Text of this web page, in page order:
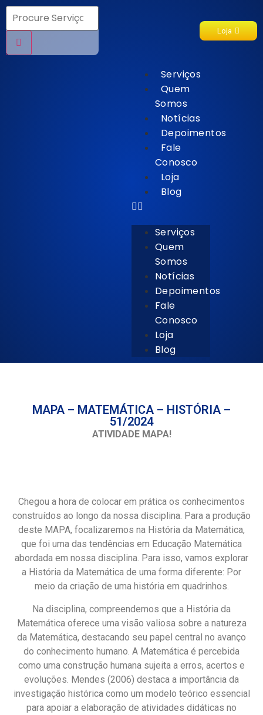
Serviços
Quem
Somos
Notícias
Depoimentos
Fale
Conosco
Loja
Blog
Serviços
Quem
Somos
Notícias
Depoimentos
Fale
Conosco
Loja
Blog
Loja
MAPA – MATEMÁTICA – HISTÓRIA –
51/2024
ATIVIDADE MAPA!
Chegou a hora de colocar em prática os conhecimentos
construídos ao longo da nossa disciplina. Para a produção
deste MAPA, focalizaremos na História da Matemática,
que foi uma das tendências em Educação Matemática
abordada em nossa disciplina. Para isso, vamos explorar
a História da Matemática de uma forma diferente: Por
meio da criação de uma história em quadrinhos.
Na disciplina, compreendemos que a História da
Matemática oferece uma visão valiosa sobre a natureza
da Matemática, destacando seu papel central no avanço
do conhecimento humano. A Matemática é percebida
como uma construção humana sujeita a erros, acertos e
evoluções. Mendes (2006) destaca a importância da
investigação histórica como um modelo teórico essencial
para apoiar a elaboração de atividades didáticas no